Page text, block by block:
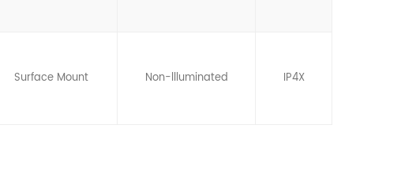
Surface Mount Non-llluminated IP4X